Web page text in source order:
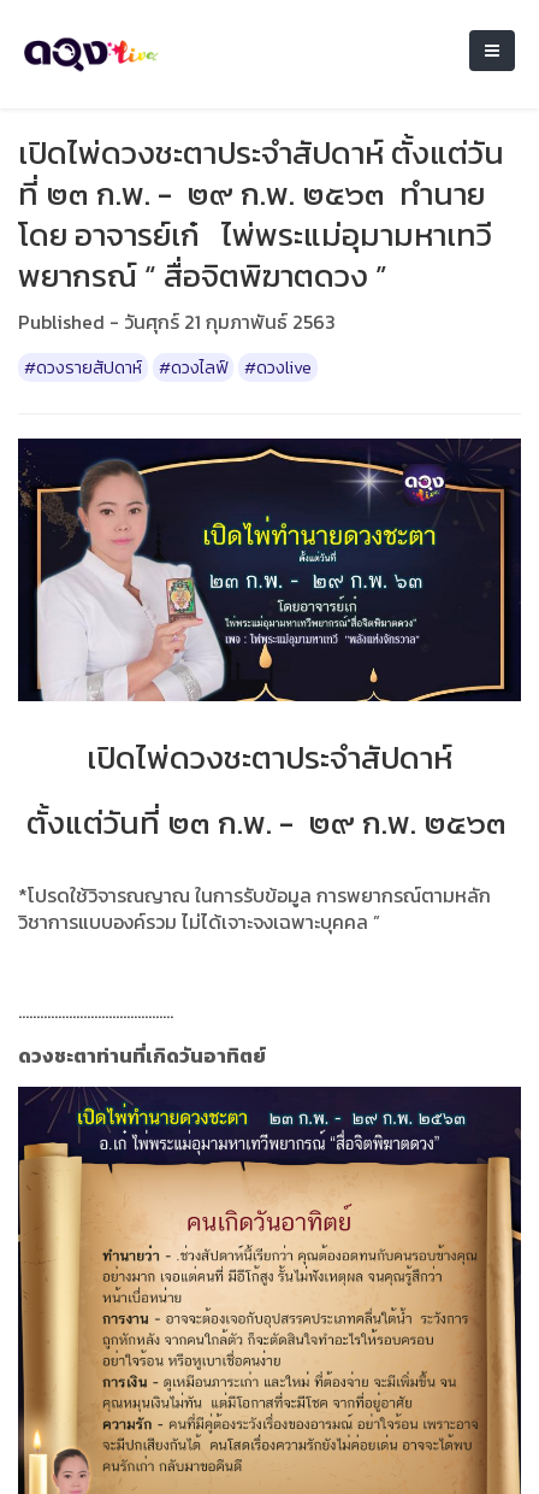
เปิดไพ่ดวงชะตาประจำสัปดาห์ ตั้งแต่วัน
ที่ ๒๓ ก.พ. - ๒๙ ก.พ. ๒๕๖๓ ทำนาย
โดย อาจารย์เก๋ ไพ่พระแม่อุมามหาเทวี
พยากรณ์ “ สื่อจิตพิฆาตดวง ”
Published - วันศุกร์ 21 กุมภาพันธ์ 2563
#ดวงรายสัปดาห์ #ดวงไลฟ์ #ดวงlive
เปิดไพ่ดวงชะตาประจำสัปดาห์
ตั้งแต่วันที่ ๒๓ ก.พ. - ๒๙ ก.พ. ๒๕๖๓
*โปรดใช้วิจารณญาณ ในการรับข้อมูล การพยากรณ์ตามหลัก
วิชาการแบบองค์รวม ไม่ได้เจาะจงเฉพาะบุคคล ”
...........................................
ดวงชะตาท่านที่เกิดวันอาทิตย์